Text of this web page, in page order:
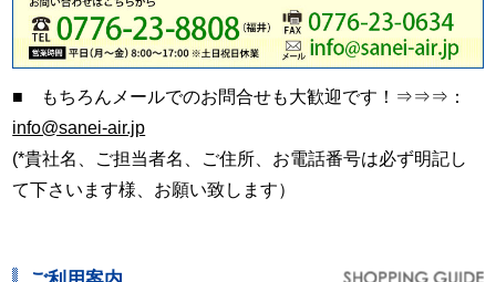
■ もちろんメールでのお問合せも大歓迎です！⇒⇒⇒：
info@sanei-air.jp
(*貴社名、ご担当者名、ご住所、お電話番号は必ず明記し
て下さいます様、お願い致します）